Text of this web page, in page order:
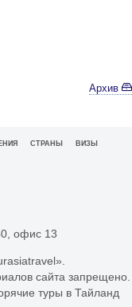
Архив
СТРАНЫ
ВИЗЫ
офис 13
сайта запрещено.
туры в Тайланд